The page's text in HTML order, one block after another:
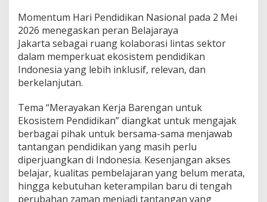
Momentum Hari Pendidikan Nasional pada 2 Mei
2026 menegaskan peran Belajaraya
Jakarta sebagai ruang kolaborasi lintas sektor
dalam memperkuat ekosistem pendidikan
Indonesia yang lebih inklusif, relevan, dan
berkelanjutan.
Tema “Merayakan Kerja Barengan untuk
Ekosistem Pendidikan” diangkat untuk mengajak
berbagai pihak untuk bersama-sama menjawab
tantangan pendidikan yang masih perlu
diperjuangkan di Indonesia. Kesenjangan akses
belajar, kualitas pembelajaran yang belum merata,
hingga kebutuhan keterampilan baru di tengah
perubahan zaman menjadi tantangan yang